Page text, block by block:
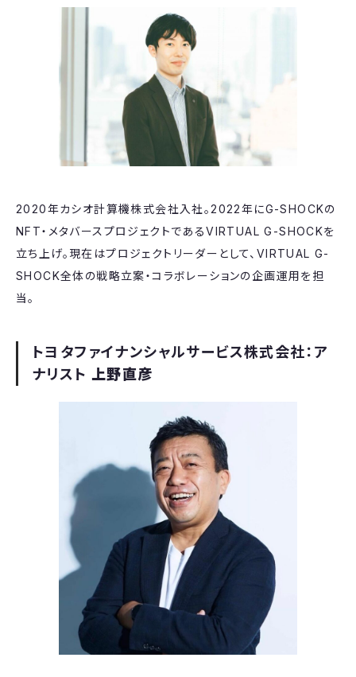
2020年カシオ計算機株式会社入社。2022年にG-SHOCKの
NFT・メタバースプロジェクトであるVIRTUAL G-SHOCKを
立ち上げ。現在はプロジェクトリーダーとして、VIRTUAL G-
SHOCK全体の戦略立案・コラボレーションの企画運用を担
当。
トヨタファイナンシャルサービス株式会社：ア
ナリスト 上野直彦